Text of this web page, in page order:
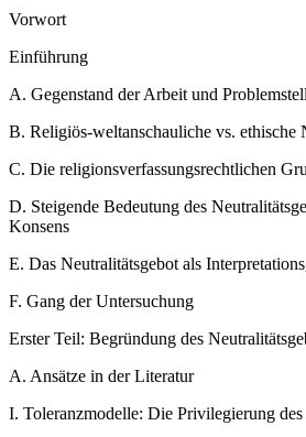
Vorwort
Einführung
A. Gegenstand der Arbeit und
B. Religiös-weltanschauliche vs. ethische
C. Die religionsverfassungsrechtlichen
D. Steigende Bedeutung des
Konsens
E. Das Neutralitätsgebot als
F. Gang der Untersuchung
Erster Teil: Begründung des
A. Ansätze in der Literatur
I. Toleranzmodelle: Die Privilegierung